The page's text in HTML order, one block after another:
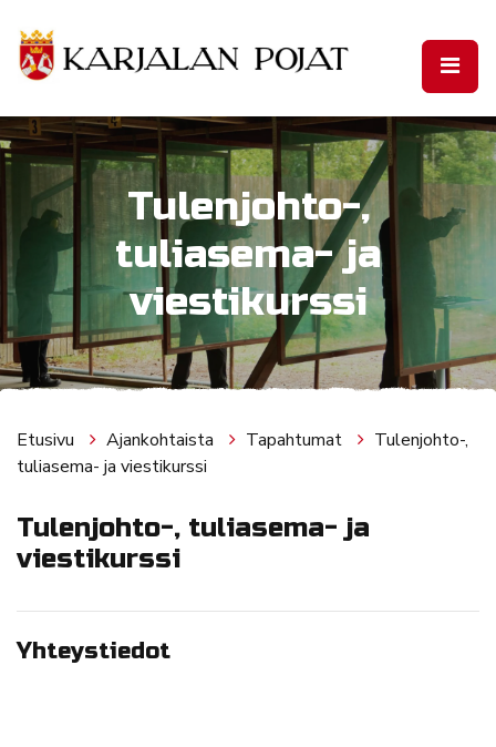
Tulenjohto-,
tuliasema- ja
viestikurssi
Etusivu Ajankohtaista Tapahtumat
Tulenjohto-,
tuliasema- ja viestikurssi
Tulenjohto-, tuliasema- ja
viestikurssi
Yhteystiedot